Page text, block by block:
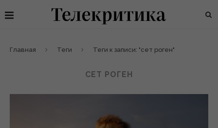
Главная Теги Теги к записи: "сет роген"
СЕТ РОГЕН